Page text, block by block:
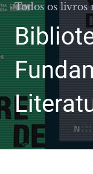
Todos os livros